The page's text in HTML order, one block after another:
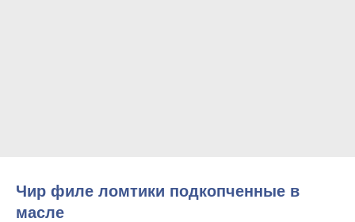
Чир филе ломтики подкопченные в
масле